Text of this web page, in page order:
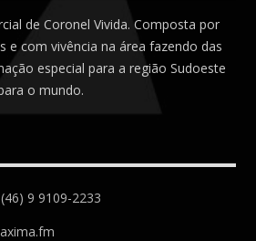
de Coronel Vivida. Composta por
e com vivência na área fazendo das
especial para a região Sudoeste
o mundo.
9 9109-2233